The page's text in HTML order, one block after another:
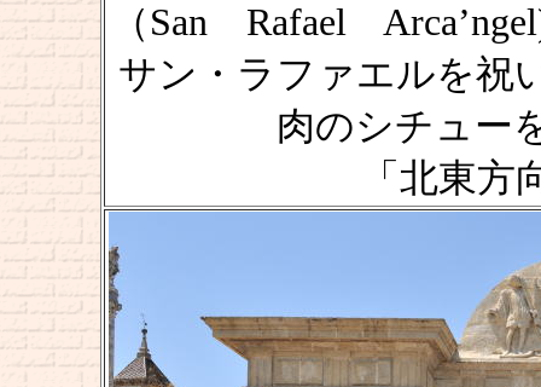
（San Rafael
サン・ラファエルを祝
肉のシチュー
「北東方